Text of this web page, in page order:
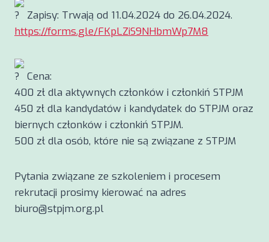
Zapisy: Trwają od 11.04.2024 do 26.04.2024.
https://forms.gle/FKpLZiS9NHbmWp7M8
Cena:
400 zł dla aktywnych członków i członkiń STPJM
450 zł dla kandydatów i kandydatek do STPJM oraz
biernych członków i członkiń STPJM.
500 zł dla osób, które nie są związane z STPJM
Pytania związane ze szkoleniem i procesem
rekrutacji prosimy kierować na adres
biuro@stpjm.org.pl